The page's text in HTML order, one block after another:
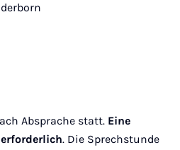
Absprache statt. Eine
. Die Sprechstunde